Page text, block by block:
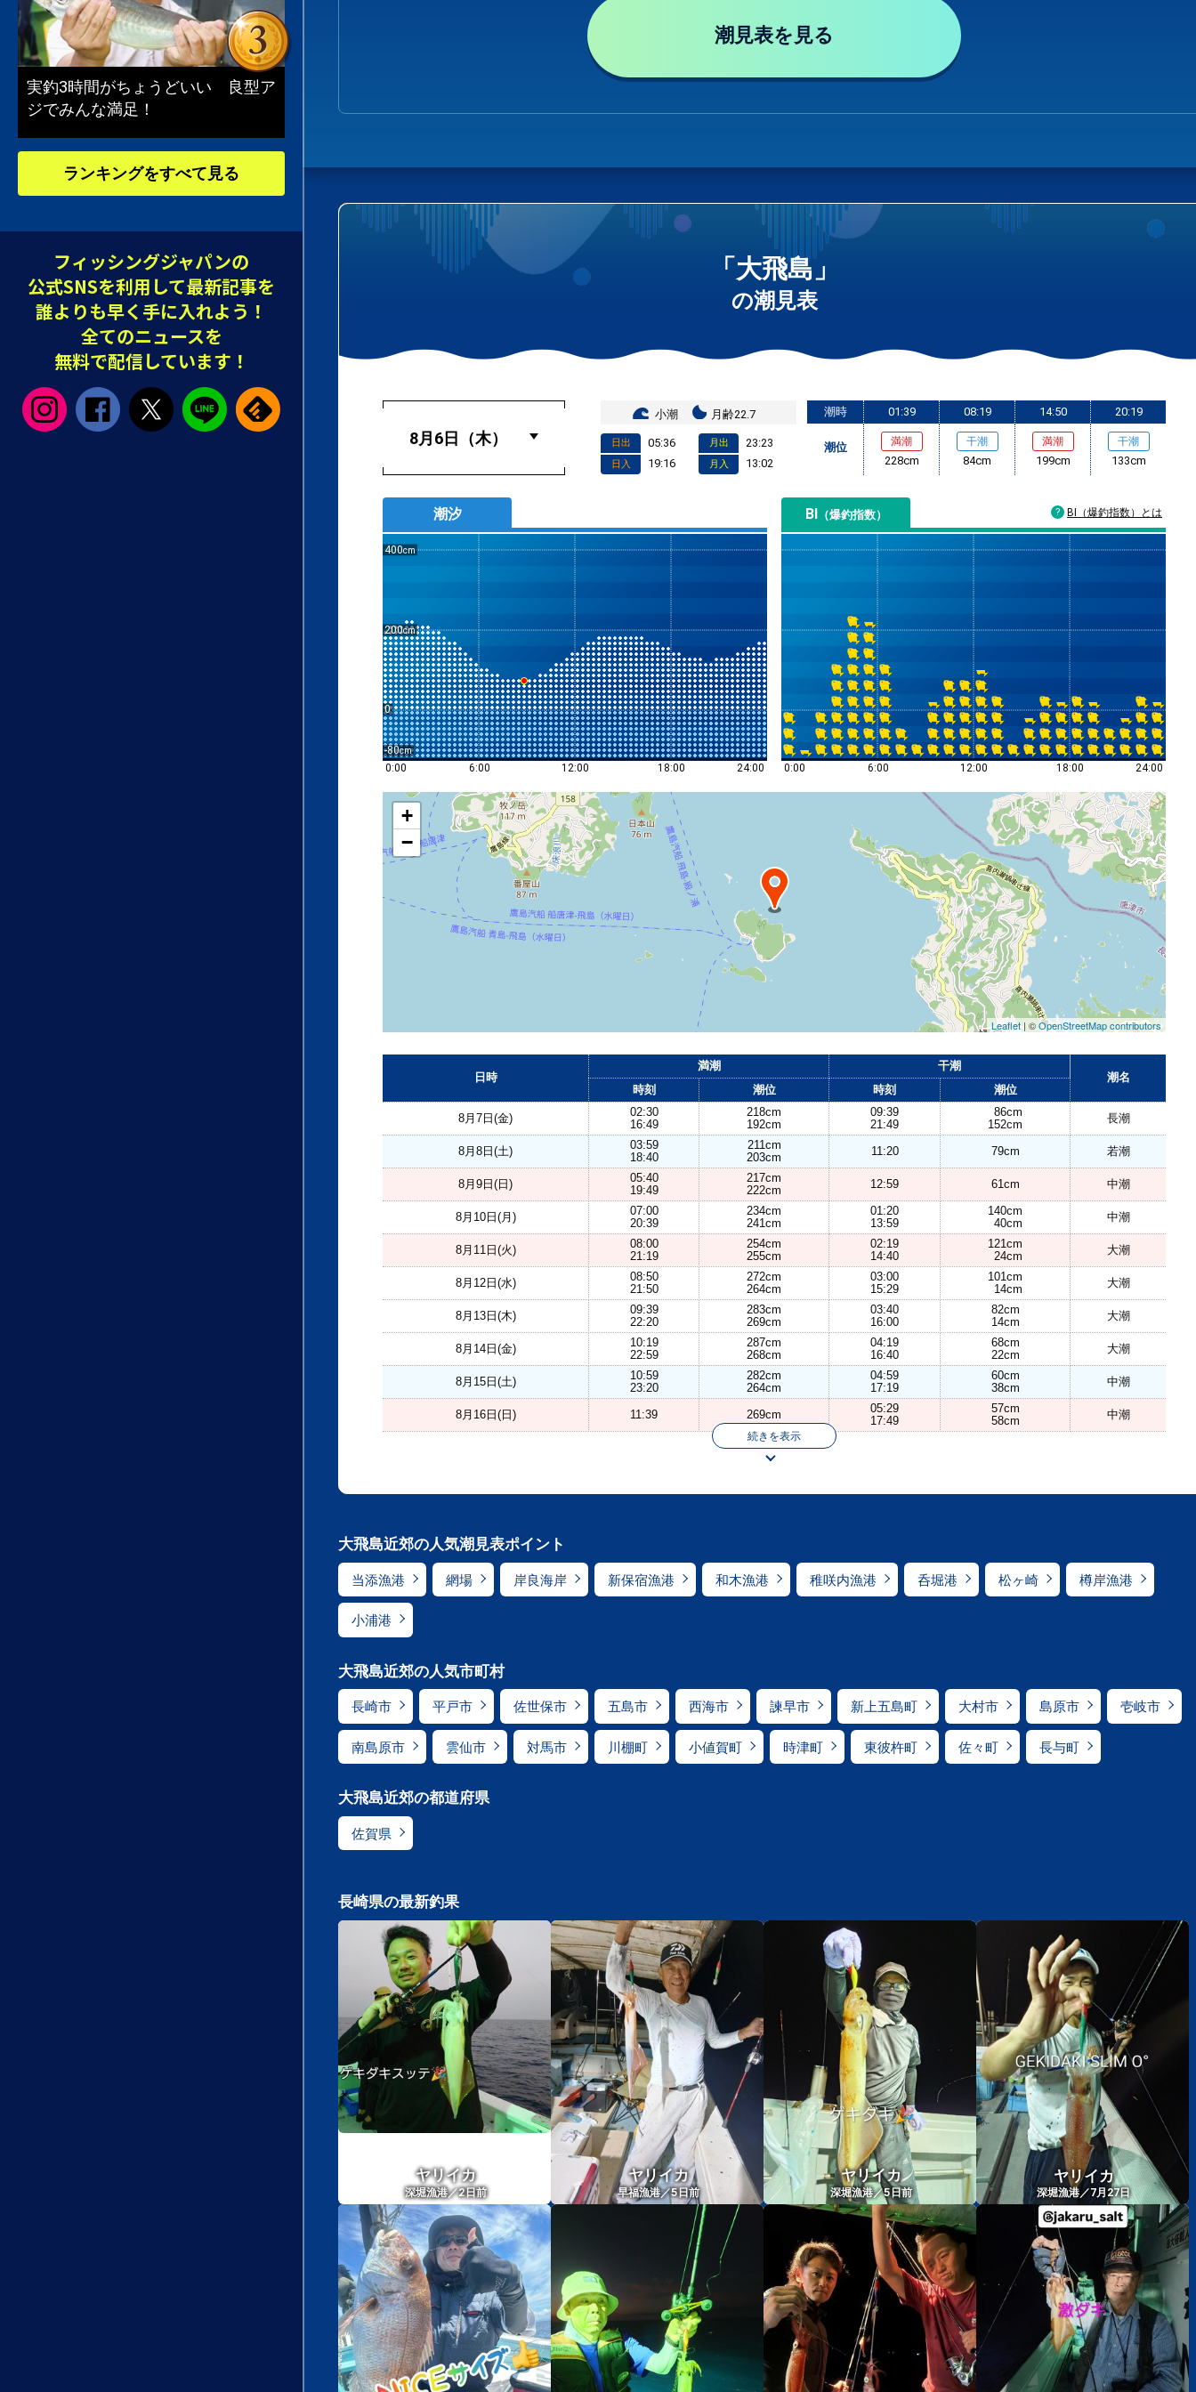
潮見表を見る
「大飛島」
の潮見表
小潮 月齢22.7
日出 05:36
日入 19:16
月出 23:23
月入 13:02
潮時
潮位
01:39
満潮
228cm
08:19
干潮
84cm
14:50
満潮
199cm
20:19
干潮
133cm
潮汐
400
200
0
-80
0:00
6:00 12:00 18:00 24:00
BI （爆釣指数）
0:00 6:00 12:00 18:00 24:00
BI（爆釣指数）とは
+
−
Leaflet| ©OpenStreetMap contributors
日時
満潮
干潮
潮名
時刻
潮位 時刻 潮位
8月7日(金)
02:30
16:49
218cm
192cm
09:39
21:49
86cm
152cm
長潮
8月8日(土)
03:59
18:40
211cm
203cm
11:20 79cm 若潮
8月9日(日)
05:40
19:49
217cm
222cm
12:59 61cm 中潮
8月10日(月)
07:00
20:39
234cm
241cm
01:20
13:59
140cm
40cm
中潮
8月11日(火)
08:00
21:19
254cm
255cm
02:19
14:40
121cm
24cm
大潮
8月12日(水)
08:50
21:50
272cm
264cm
03:00
15:29
101cm
14cm
大潮
8月13日(木)
09:39
22:20
283cm
269cm
03:40
16:00
82cm
14cm
大潮
8月14日(金)
10:19
22:59
287cm
268cm
04:19
16:40
68cm
22cm
大潮
8月15日(土)
10:59
23:20
282cm
264cm
04:59
17:19
60cm
38cm
中潮
8月16日(日) 11:39 269cm
05:29
17:49
57cm
58cm
中潮
続きを表示
大飛島近郊の人気潮見表ポイント
当添漁港 網場 岸良海岸 新保宿漁港 和木漁港 稚咲内漁港 呑堀港 松ヶ崎 樽岸漁港
小浦港
大飛島近郊の人気市町村
長崎市 平戸市 佐世保市 五島市 西海市 諫早市 新上五島町 大村市 島原市 壱岐市
南島原市 雲仙市 対馬市 川棚町 小値賀町 時津町 東彼杵町 佐々町 長与町
大飛島近郊の都道府県
佐賀県
長崎県の最新釣果
ヤリイカ
深堀漁港／2日前
ヤリイカ
早福漁港／5日前
ヤリイカ
深堀漁港／5 日前
ヤリイカ
深堀漁港／7月27日
実釣3時間がちょうどいい 良型ア
ジでみんな満足！
ランキングをすべて見る
フィッシングジャパンの
公式SNSを利用して最新記事を
誰よりも早く手に入れよう！
全てのニュースを
無料で配信しています！